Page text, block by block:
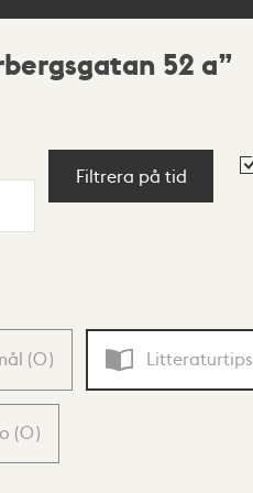
52 a
Filtrera på tid
(0) Litteraturtips
(0)